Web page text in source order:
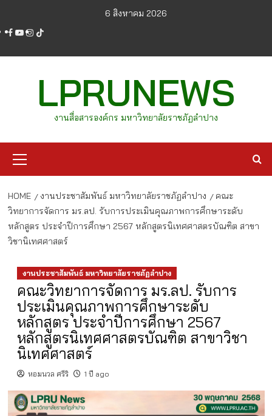
content
6 สิงหาคม 2026
facebook
youtube
instagram
tiktok
LPRUNEWS
งานสื่อสารองค์กร มหาวิทยาลัยราชภัฏลำปาง
Menu
HOME งานประชาสัมพันธ์ มหาวิทยาลัยราชภัฏลำปาง
คณะ
วิทยาการจัดการ มร.ลป. รับการประเมินคุณภาพการศึกษาระดับ
หลักสูตร ประจำปีการศึกษา 2567 หลักสูตรนิเทศศาสตรบัณฑิต สาขา
วิชานิเทศศาสตร์
งานประชาสัมพันธ์ มหาวิทยาลัยราชภัฏลำปาง
คณะวิทยาการจัดการ มร.ลป. รับการ
ประเมินคุณภาพการศึกษาระดับ
หลักสูตร ประจำปีการศึกษา 2567
หลักสูตรนิเทศศาสตรบัณฑิต สาขาวิชา
นิเทศศาสตร์
หอมนวล ศรีริ 1 ปี ago